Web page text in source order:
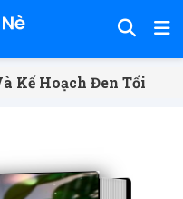
Kế Hoạch Đen Tối